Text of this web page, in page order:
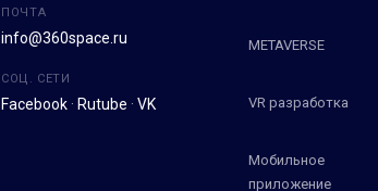
ПОЧТА
info@360space.ru
СОЦ. СЕТИ
Facebook· Rutube · VK
METAVERSE
VR разработка
Мобильное
приложение